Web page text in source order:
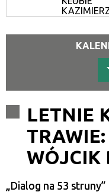
LETNIE
WÓJCIK
„Dialog na 53 struny”